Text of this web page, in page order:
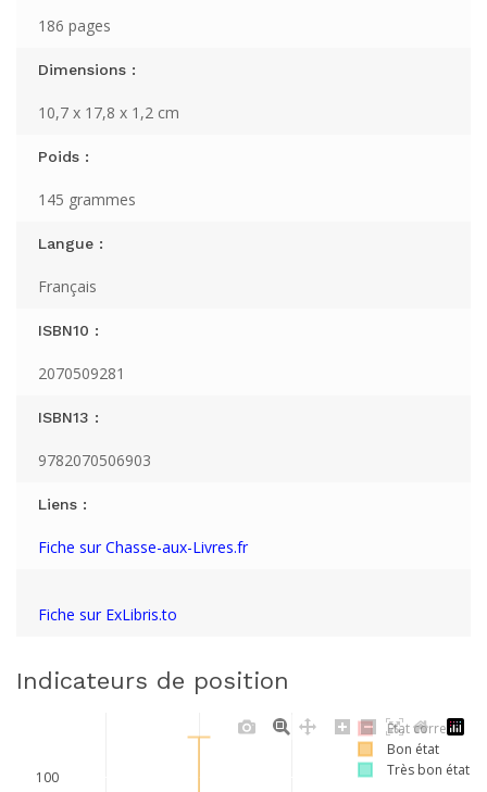
186 pages
Dimensions :
10,7 x 17,8 x 1,2 cm
Poids :
145 grammes
Langue :
Français
ISBN10 :
2070509281
ISBN13 :
9782070506903
Liens :
Fiche sur Chasse-aux-Livres.fr
Fiche sur ExLibris.to
Indicateurs de position
100
Etat correct
Bon état
Très bon état